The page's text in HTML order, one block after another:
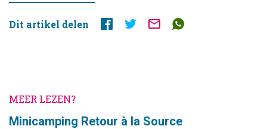
Dit artikel delen
MEER LEZEN?
Minicamping Retour à la Source